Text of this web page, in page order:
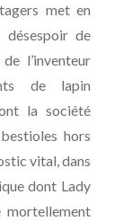
met en
de
l’inventeur
de lapin
la société
hors
vital, dans
dont Lady
mortellement